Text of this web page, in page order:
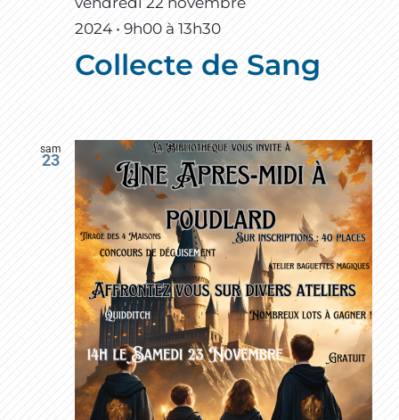
2024 • 9h00 à13h30
Collecte de Sang
sam
23